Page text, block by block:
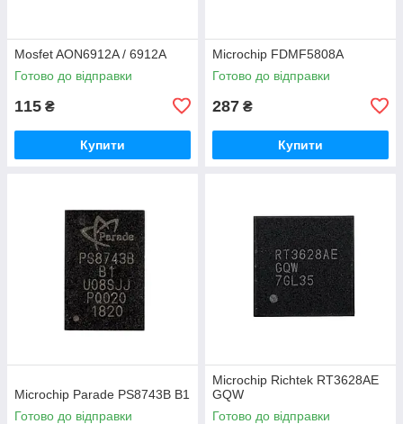
Mosfet AON6912A / 6912A
Готово до відправки
115 ₴
Купити
Microchip FDMF5808A
Готово до відправки
287 ₴
Купити
Microchip Parade PS8743B B1
Готово до відправки
Microchip Richtek RT3628AE
GQW
Готово до відправки